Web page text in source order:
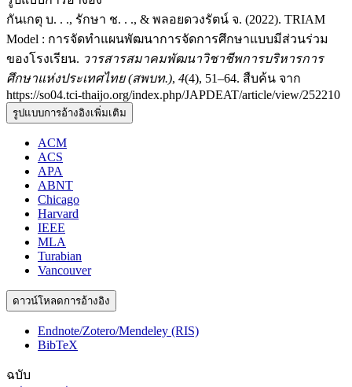
กันเกตุ บ. . ., รักษา ช. . ., & พลอยดวงรัตน์ จ. (2022). TRIAM
Model : การจัดทำแผนพัฒนาการจัดการศึกษาแบบมีส่วนร่วม
ของโรงเรียน. วารสารสมาคมพัฒนาวิชาชีพการบริหารการ
ศึกษาแห่งประเทศไทย (สพบท.), 4(4), 51–64. สืบค้น จาก
https://so04.tci-thaijo.org/index.php/JAPDEAT/article/view/252210
รูปแบบการอ้างอิงเพิ่มเติม
ACM
ACS
APA
ABNT
Chicago
Harvard
IEEE
MLA
Turabian
Vancouver
ดาวน์โหลดการอ้างอิง
Endnote/Zotero/Mendeley (RIS)
BibTeX
ฉบับ